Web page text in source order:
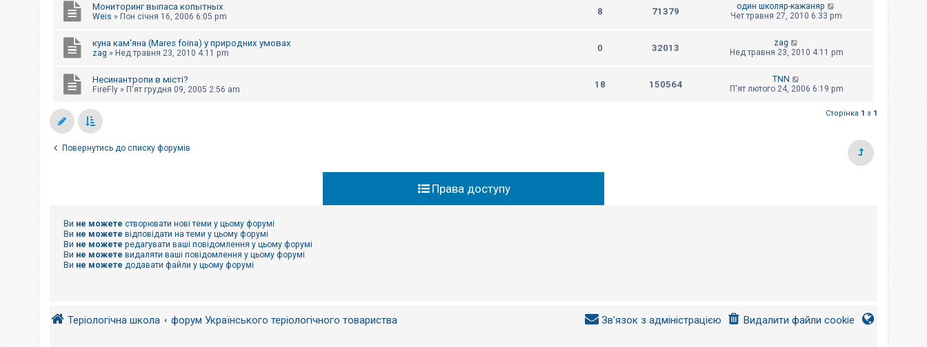
Мониторинг выпаса копытных
Weis » Пон січня 16, 2006 6:05 pm 8 71379
один школяр-кажаняр
Чет травня 27, 2010 6:33 pm
куна кам'яна (Mares foina) у природних умовах
zag » Нед травня 23, 2010 4:11 pm 0 32013
zag
Нед травня 23, 2010 4:11 pm
Несинантропи в місті?
FireFly » П'ят грудня 09, 2005 2:56 am 18 150564
TNN
П'ят лютого 24, 2006 6:19 pm
Сторінка 1 з 1
Повернутись до списку форумів
Права доступу
Ви не можете створювати нові теми у цьому форумі
Ви не можете відповідати на теми у цьому форумі
Ви не можете редагувати ваші повідомлення у цьому форумі
Ви не можете видаляти ваші повідомлення у цьому форумі
Ви не можете додавати файли у цьому форумі
Теріологічна школа форум Українського теріологічного товариства Видалити файли cookie
Зв'язок з адміністрацією